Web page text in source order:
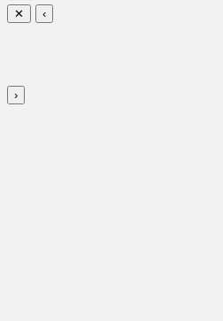
✕ ‹
›